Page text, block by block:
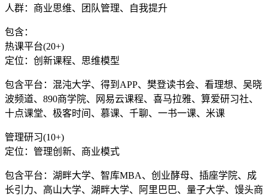
人群：商业思维、团队管理、自我提升
包含：
热课平台(20+)
定位：创新课程、思维模型
包含平台：混沌大学、得到APP、樊登读书会、看理想、吴晓
波频道、890商学院、网易云课程、喜马拉雅、算爱研习社、
十点课堂、极客时间、慕课、千聊、一书一课、米课
管理研习(10+)
定位：管理创新、商业模式
包含平台：湖畔大学、智库MBA、创业酵母、插座学院、成
长引力、高山大学、湖畔大学、阿里巴巴、量子大学、馒头商